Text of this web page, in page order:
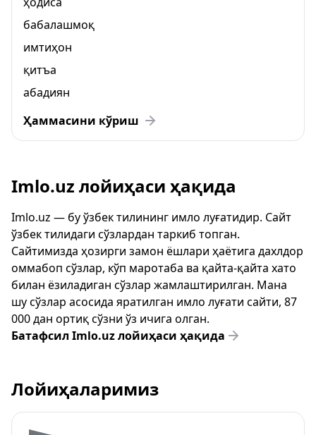
бабалашмоқ
имтиҳон
қитъа
абадиян
Ҳаммасини кўриш
Imlo.uz лойиҳаси ҳақида
Imlo.uz — бу ўзбек тилининг имло луғатидир. Сайт
ўзбек тилидаги сўзлардан таркиб топган.
Сайтимизда ҳозирги замон ёшлари ҳаётига дахлдор
оммабоп сўзлар, кўп маротаба ва қайта-қайта хато
билан ёзиладиган сўзлар жамлаштирилган. Мана
шу сўзлар асосида яратилган имло луғати сайти, 87
000 дан ортиқ сўзни ўз ичига олган.
Батафсил Imlo.uz лойиҳаси ҳақида
Лойиҳаларимиз